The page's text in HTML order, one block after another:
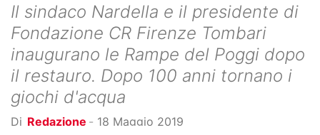
Il sindaco Nardella e il presidente di
Fondazione CR Firenze Tombari
inaugurano le Rampe del Poggi dopo
il restauro. Dopo 100 anni tornano i
giochi d'acqua
Di Redazione - 18 Maggio 2019